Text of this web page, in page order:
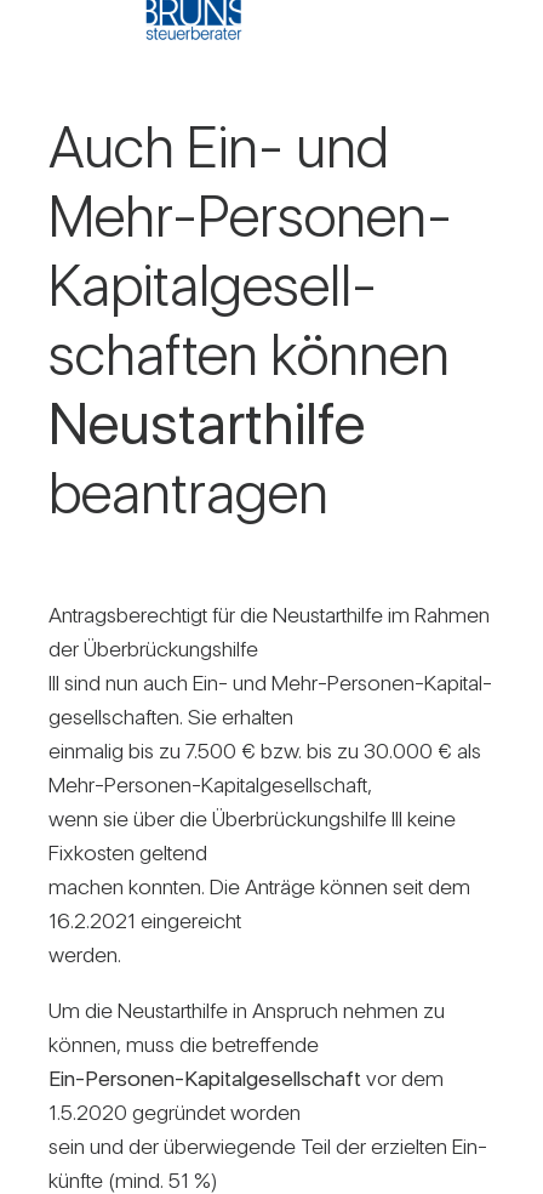
Auch Ein- und
Mehr-Per­sonen-
Kapi­tal­ge­sell­
schaften können
Neu­start­hilfe
bean­tragen
Antrags­be­rech­tigt für die Neu­start­hilfe im Rahmen
der Über­brü­ckungs­hilfe
III sind nun auch Ein- und Mehr-Per­sonen-Kapi­tal­
ge­sell­schaften. Sie erhalten
ein­malig bis zu 7.500 € bzw. bis zu 30.000 € als
Mehr-Per­sonen-Kapi­tal­ge­sell­schaft,
wenn sie über die Über­brü­ckungs­hilfe III keine
Fix­kosten gel­tend
machen konnten. Die Anträge können seit dem
16.2.2021 einge­reicht
werden.
Um die Neu­start­hilfe in Anspruch nehmen zu
können, muss die betref­fende
Ein-Per­sonen-Kapi­tal­ge­sell­schaft vor dem
1.5.2020 gegründet worden
sein und der über­wie­gende Teil der erzielten Ein­
künfte (mind. 51 %)